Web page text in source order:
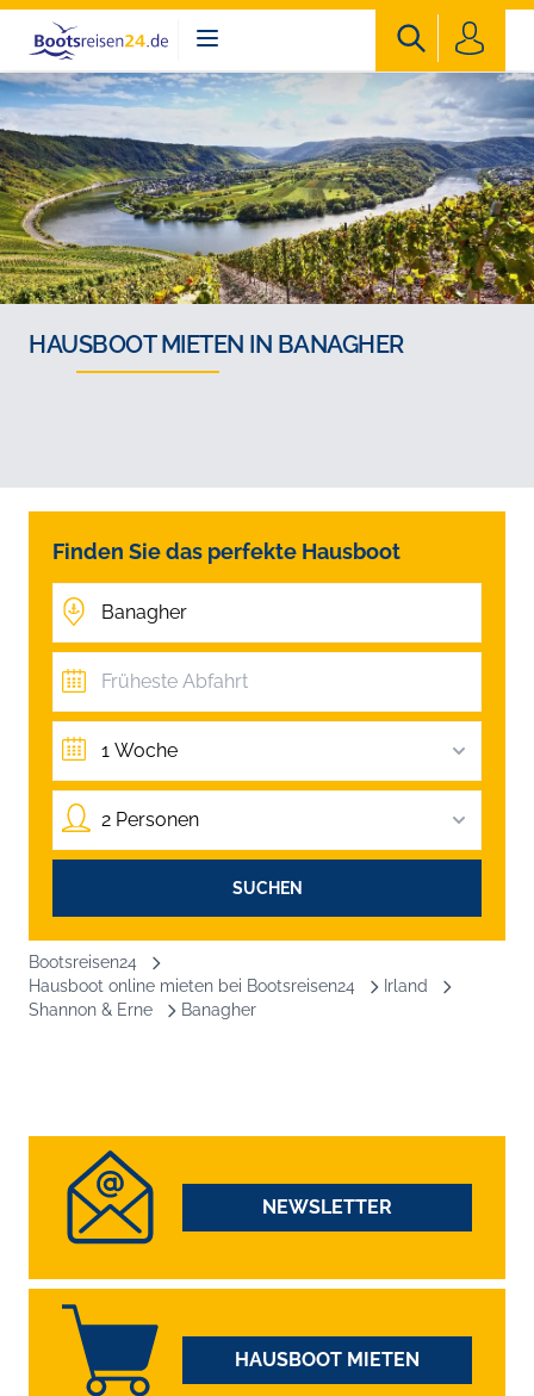
Bootsreisen24
HAUSBOOT MIETEN IN BANAGHER
Finden Sie das perfekte Hausboot
1 Woche
2 Personen
SUCHEN
Bootsreisen24
Hausboot online mieten bei Bootsreisen24
Irland
Shannon & Erne
Banagher
NEWSLETTER
HAUSBOOT MIETEN